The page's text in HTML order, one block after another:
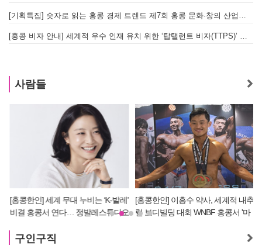
[기획특집] 숫자로 읽는 홍콩 경제 트렌드 제7회 홍콩 문화·창의 산업의 구조와 분야별 동향
[홍콩 비자 안내] 세계적 우수 인재 유치 위한 ‘탑탤런트 비자(TTPS)’ 주요 요건
사람들
[홍콩한인] 세계 무대 누비는 ‘K-발레’
비결 홍콩서 연다… 정발레스튜디오
[홍콩한인] 이흥수 약사, 세계적 내추
럴 보디빌딩 대회 WNBF 홍콩서 '마
구인구직